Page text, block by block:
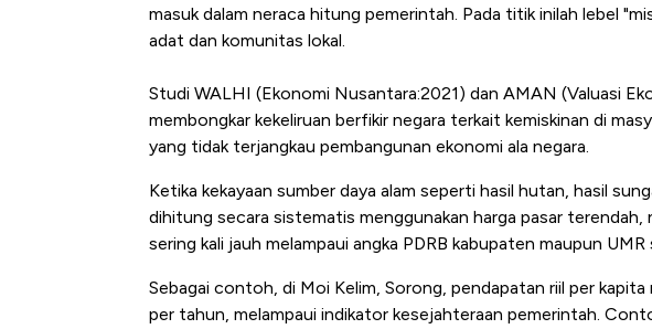
masuk dalam neraca hitung pemerintah. Pada titik inilah lebel
adat dan komunitas lokal.
Studi WALHI (Ekonomi Nusantara:2021) dan AMAN (Valuasi
membongkar kekeliruan berfikir negara terkait kemiskinan di
yang tidak terjangkau pembangunan ekonomi ala negara.
Ketika kekayaan sumber daya alam seperti hasil hutan, hasil
dihitung secara sistematis menggunakan harga pasar terendah,
sering kali jauh melampaui angka PDRB kabupaten maupun
Sebagai contoh, di Moi Kelim, Sorong, pendapatan riil per
per tahun, melampaui indikator kesejahteraan pemerintah.